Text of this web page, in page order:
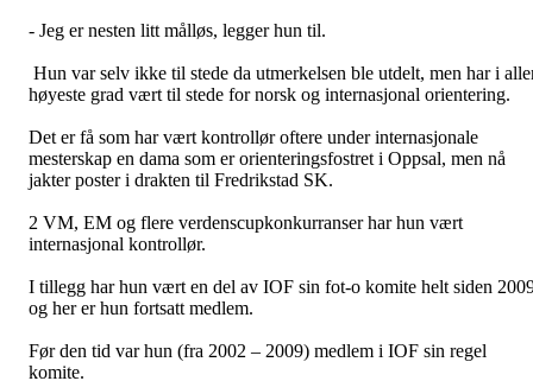
- Jeg er nesten litt målløs, legger hun til.
Hun var selv ikke til stede da utmerkelsen ble utdelt, men har i
høyeste grad vært til stede for norsk og internasjonal orientering.
Det er få som har vært kontrollør oftere under internasjonale
mesterskap en dama som er orienteringsfostret i Oppsal, men nå
jakter poster i drakten til Fredrikstad SK.
2 VM, EM og flere verdenscupkonkurranser har hun vært
internasjonal kontrollør.
I tillegg har hun vært en del av IOF sin fot-o komite helt siden
og her er hun fortsatt medlem.
Før den tid var hun (fra 2002 – 2009) medlem i IOF sin regel
komite.